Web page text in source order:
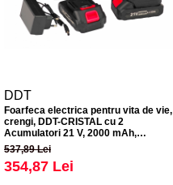
DDT
Foarfeca electrica pentru vita de vie,
crengi, DDT-CRISTAL cu 2
Acumulatori 21 V, 2000 mAh,
Albastru
537,89 Lei
354,87 Lei